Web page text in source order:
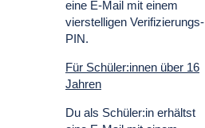
eine E-Mail mit einem
vierstelligen Verifizierungs-
PIN.
Für Schüler:innen über 16
Jahren
Du als Schüler:in erhältst